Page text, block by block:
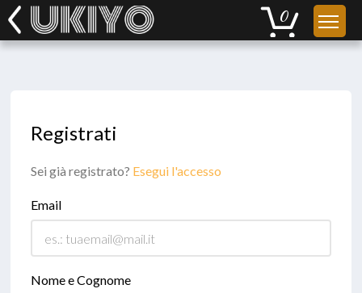
Registrati
Sei già registrato? Esegui l'accesso
Email
Nome e Cognome